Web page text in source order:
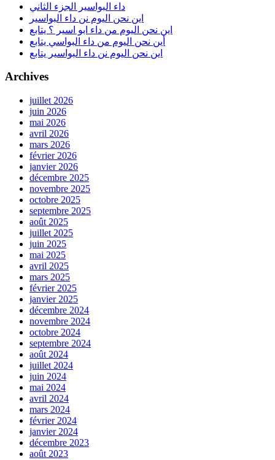
داء البواسير الجزء الثاني
اين نحن اليوم نن داء البواسير
اين نحن اليوم من داء ابو اسير ؟ يتابع
أين نحن اليوم من داء البواسي يتابع
اين نحن اليوم نن داء البواسير يتابع
Archives
juillet 2026
juin 2026
mai 2026
avril 2026
mars 2026
février 2026
janvier 2026
décembre 2025
novembre 2025
octobre 2025
septembre 2025
août 2025
juillet 2025
juin 2025
mai 2025
avril 2025
mars 2025
février 2025
janvier 2025
décembre 2024
novembre 2024
octobre 2024
septembre 2024
août 2024
juillet 2024
juin 2024
mai 2024
avril 2024
mars 2024
février 2024
janvier 2024
décembre 2023
août 2023